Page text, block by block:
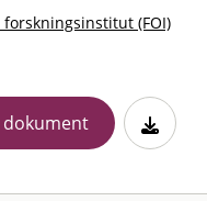
(FOI)
dokument